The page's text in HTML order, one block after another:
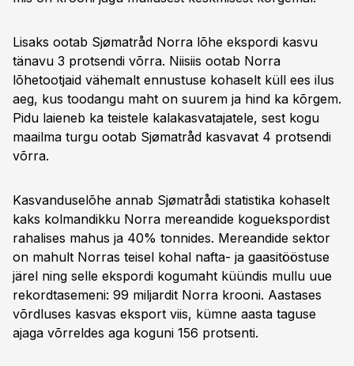
Lisaks ootab Sjømatråd Norra lõhe ekspordi kasvu
tänavu 3 protsendi võrra. Niisiis ootab Norra
lõhetootjaid vähemalt ennustuse kohaselt küll ees ilus
aeg, kus toodangu maht on suurem ja hind ka kõrgem.
Pidu laieneb ka teistele kalakasvatajatele, sest kogu
maailma turgu ootab Sjømatråd kasvavat 4 protsendi
võrra.
Kasvanduselõhe annab Sjømatrådi statistika kohaselt
kaks kolmandikku Norra mereandide koguekspordist
rahalises mahus ja 40% tonnides. Mereandide sektor
on mahult Norras teisel kohal nafta- ja gaasitööstuse
järel ning selle ekspordi kogumaht küündis mullu uue
rekordtasemeni: 99 miljardit Norra krooni. Aastases
võrdluses kasvas eksport viis, kümne aasta taguse
ajaga võrreldes aga koguni 156 protsenti.